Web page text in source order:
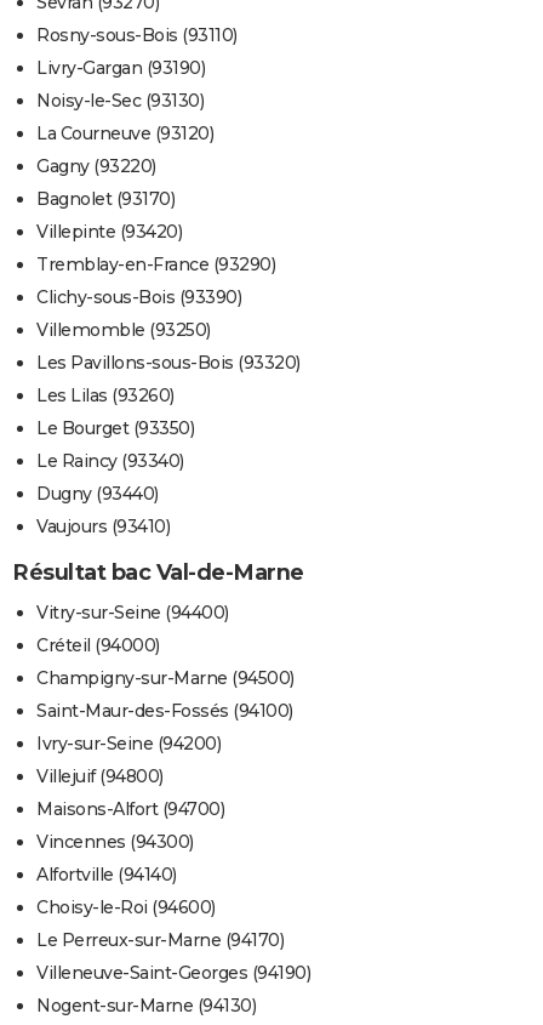
Rosny-sous-Bois (93110)
Livry-Gargan (93190)
Noisy-le-Sec (93130)
La Courneuve (93120)
Gagny (93220)
Bagnolet (93170)
Villepinte (93420)
Tremblay-en-France (93290)
Clichy-sous-Bois (93390)
Villemomble (93250)
Les Pavillons-sous-Bois (93320)
Les Lilas (93260)
Le Bourget (93350)
Le Raincy (93340)
Dugny (93440)
Vaujours (93410)
Résultat bac Val-de-Marne
Vitry-sur-Seine (94400)
Créteil (94000)
Champigny-sur-Marne (94500)
Saint-Maur-des-Fossés (94100)
Ivry-sur-Seine (94200)
Villejuif (94800)
Maisons-Alfort (94700)
Vincennes (94300)
Alfortville (94140)
Choisy-le-Roi (94600)
Le Perreux-sur-Marne (94170)
Villeneuve-Saint-Georges (94190)
Nogent-sur-Marne (94130)